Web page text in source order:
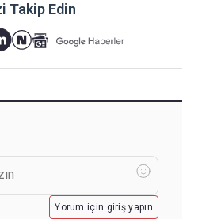
Takip Edin
Yorum için giriş yapın